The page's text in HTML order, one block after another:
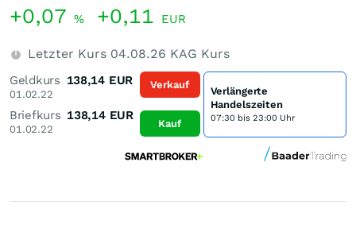
+0,07 % +0,11 EUR
Letzter Kurs 04.08.26 KAG Kurs
Geldkurs
01.02.22
138,14 EUR
Briefkurs
01.02.22
138,14 EUR
Verkauf
Kauf
Verlängerte
Handelszeiten
07:30 bis 23:00 Uhr